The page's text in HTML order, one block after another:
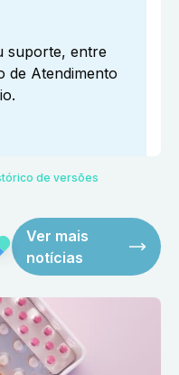
suporte, entre
de Atendimento
de versões
Ver mais
notícias